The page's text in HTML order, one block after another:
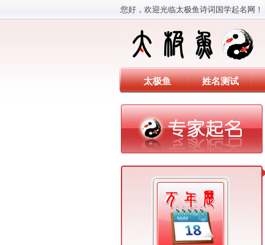
您好，欢迎光临太极鱼诗词国学起名网！
太极鱼 姓名测试